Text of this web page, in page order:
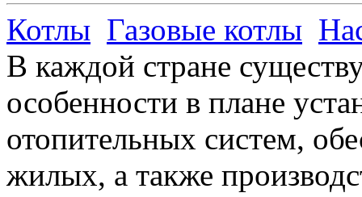
Котлы Газовые котлы
В каждой стране
особенности в плане
отопительных систем,
жилых, а также